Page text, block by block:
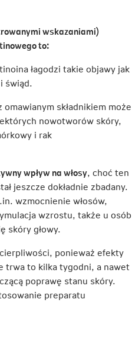
karcie
wskazaniami)
to:
łagodzi takie objawy jak
świąd.
omawianym składnikiem może
nowotworów skóry,
i rak
wpływ na włosy, choć ten
jeszcze dokładnie zbadany.
wzmocnienie włosów,
wzrostu, także u osób
skóry głowy.
ponieważ efekty
trwa to kilka tygodni, a nawet
poprawę stanu skóry.
preparatu